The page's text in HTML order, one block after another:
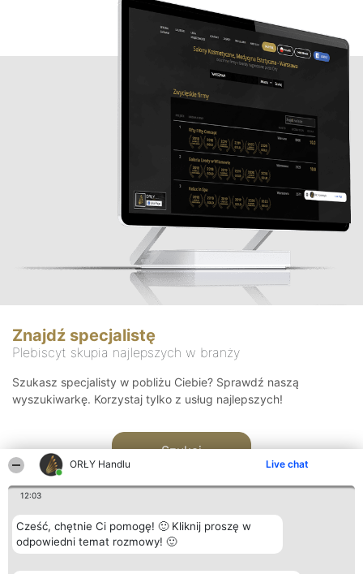
ORŁY Handlu Live chat
12:03
Cześć, chętnie Ci pomogę! 🙂 Kliknij proszę w
odpowiedni temat rozmowy! 🙂
Znajdź specjalistę
Plebiscyt skupia najlepszych w branży
Szukasz specjalisty w pobliżu Ciebie? Sprawdź naszą
wyszukiwarkę. Korzystaj tylko z usług najlepszych!
Szukaj
Organizator plebiscytu Plebiscyt Kontakt